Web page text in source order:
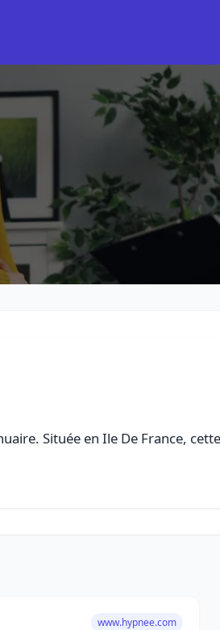
Située en Ile De France,
www.hypnee.com